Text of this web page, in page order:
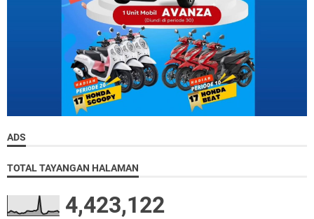
ADS
TOTAL TAYANGAN HALAMAN
4,423,122